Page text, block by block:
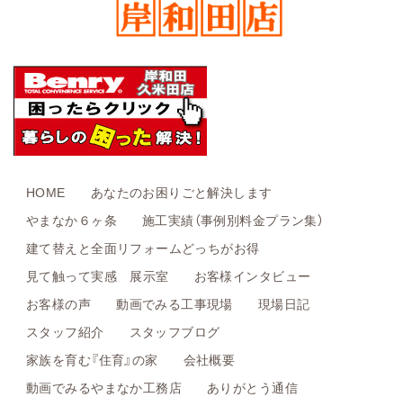
HOME
あなたのお困りごと解決します
やまなか６ヶ条
施工実績（事例別料金プラン集）
建て替えと全面リフォームどっちがお得
見て触って実感 展示室
お客様インタビュー
お客様の声
動画でみる工事現場
現場日記
スタッフ紹介
スタッフブログ
家族を育む『住育』の家
会社概要
動画でみるやまなか工務店
ありがとう通信